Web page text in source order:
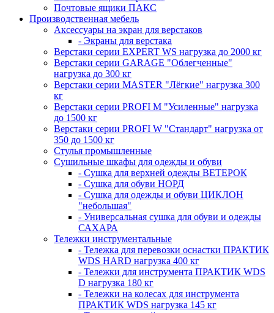
Почтовые ящики ПАКС
Производственная мебель
Аксессуары на экран для верстаков
- Экраны для верстака
Верстаки серии EXPERT WS нагрузка до 2000 кг
Верстаки серии GARAGE "Облегченные"
нагрузка до 300 кг
Верстаки серии MASTER "Лёгкие" нагрузка 300
кг
Верстаки серии PROFI M "Усиленные" нагрузка
до 1500 кг
Верстаки серии PROFI W "Стандарт" нагрузка от
350 до 1500 кг
Стулья промышленные
Сушильные шкафы для одежды и обуви
- Сушка для верхней одежды ВЕТЕРОК
- Сушка для обуви НОРД
- Сушка для одежды и обуви ЦИКЛОН
"небольшая"
- Универсальная сушка для обуви и одежды
САХАРА
Тележки инструментальные
- Тележка для перевозки оснастки ПРАКТИК
WDS HARD нагрузка 400 кг
- Тележки для инструмента ПРАКТИК WDS
D нагрузка 180 кг
- Тележки на колесах для инструмента
ПРАКТИК WDS нагрузка 145 кг